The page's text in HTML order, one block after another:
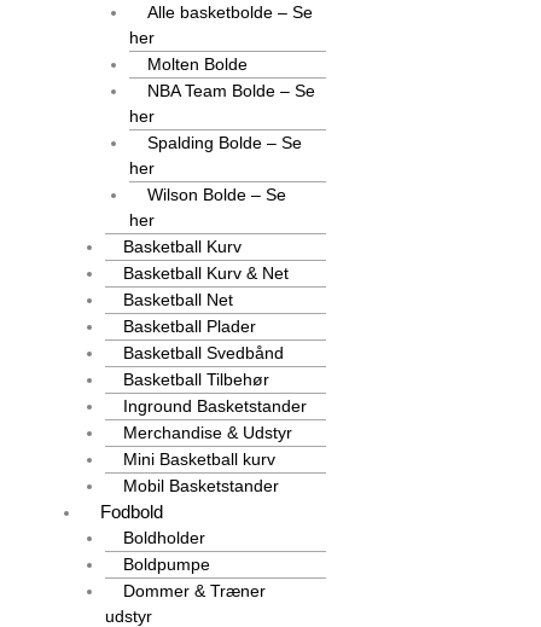
Alle basketbolde – Se
her
Molten Bolde
NBA Team Bolde – Se
her
Spalding Bolde – Se
her
Wilson Bolde – Se
her
Basketball Kurv
Basketball Kurv & Net
Basketball Net
Basketball Plader
Basketball Svedbånd
Basketball Tilbehør
Inground Basketstander
Merchandise & Udstyr
Mini Basketball kurv
Mobil Basketstander
Fodbold
Boldholder
Boldpumpe
Dommer & Træner
udstyr